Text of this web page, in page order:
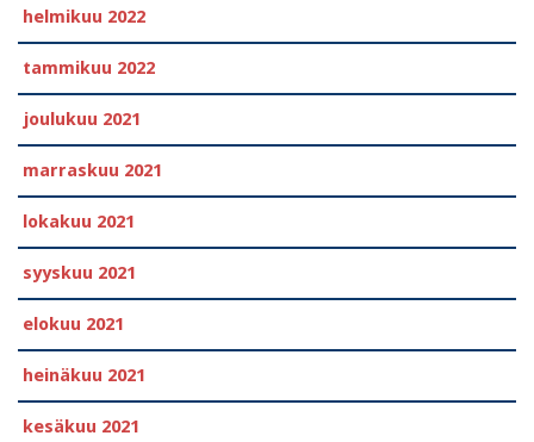
helmikuu 2022
tammikuu 2022
joulukuu 2021
marraskuu 2021
lokakuu 2021
syyskuu 2021
elokuu 2021
heinäkuu 2021
kesäkuu 2021